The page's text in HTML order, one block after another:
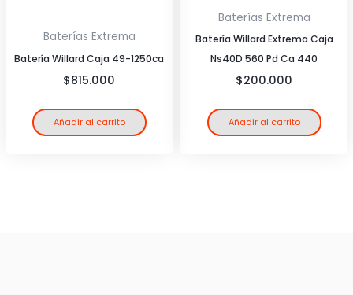
Baterías Extrema
Batería Willard Caja 49-1250ca
$815.000
Añadir al carrito
Baterías Extrema
Batería Willard Extrema Caja
Ns40D 560 Pd Ca 440
$200.000
Añadir al carrito